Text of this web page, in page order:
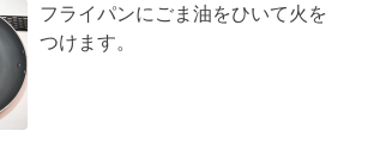
フライパンにごま油をひいて火を
つけます。